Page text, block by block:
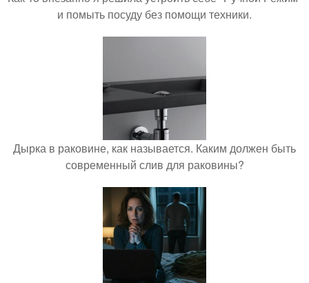
и помыть посуду без помощи техники.
Дырка в раковине, как называется. Каким должен быть
современный слив для раковины?